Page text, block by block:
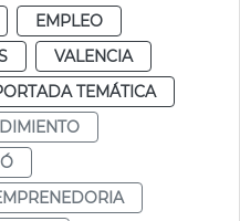
EMPLEO
VALENCIA
TEMÁTICA